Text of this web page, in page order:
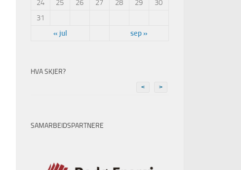
24
25 26 27 28 29
30
31
« jul
sep »
HVA SKJER?
< >
SAMARBEIDSPARTNERE